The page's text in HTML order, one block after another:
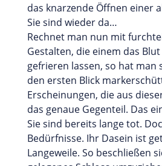
das knarzende Öffnen einer
Sie sind wieder da…
Rechnet man nun mit
Gestalten, die einem das
gefrieren lassen, so hat man
den ersten Blick
Erscheinungen, die aus
das genaue Gegenteil. Das
Sie sind bereits lange tot.
Bedürfnisse. Ihr Dasein ist
Langeweile. So beschließen